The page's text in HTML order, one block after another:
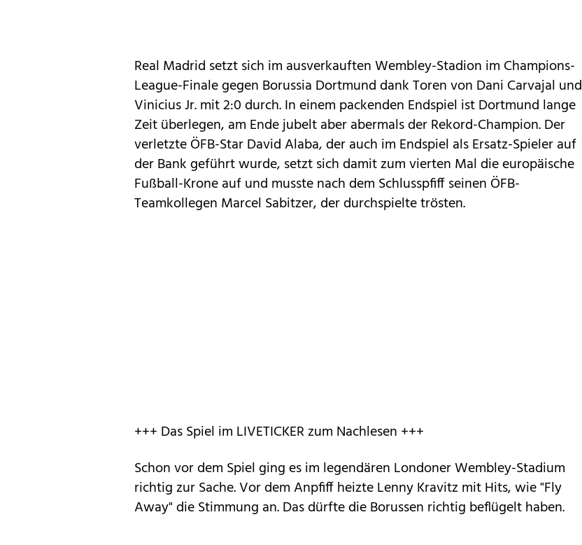
Real Madrid setzt sich im ausverkauften Wembley-Stadion im Champions-
League-Finale gegen Borussia Dortmund dank Toren von Dani Carvajal und
Vinicius Jr. mit 2:0 durch. In einem packenden Endspiel ist Dortmund lange
Zeit überlegen, am Ende jubelt aber abermals der Rekord-Champion. Der
verletzte ÖFB-Star David Alaba, der auch im Endspiel als Ersatz-Spieler auf
der Bank geführt wurde, setzt sich damit zum vierten Mal die europäische
Fußball-Krone auf und musste nach dem Schlusspfiff seinen ÖFB-
Teamkollegen Marcel Sabitzer, der durchspielte trösten.
+++ Das Spiel im LIVETICKER zum Nachlesen +++
Schon vor dem Spiel ging es im legendären Londoner Wembley-Stadium
richtig zur Sache. Vor dem Anpfiff heizte Lenny Kravitz mit Hits, wie "Fly
Away" die Stimmung an. Das dürfte die Borussen richtig beflügelt haben.